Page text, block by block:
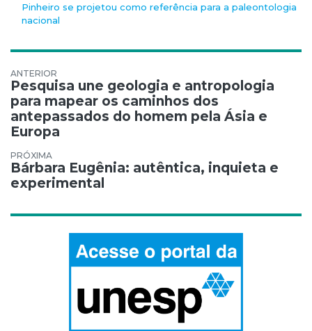
Pinheiro se projetou como referência para a paleontologia
nacional
Navegação de Post
Pesquisa une geologia e antropologia
para mapear os caminhos dos
antepassados do homem pela Ásia e
Europa
Bárbara Eugênia: autêntica, inquieta e
experimental